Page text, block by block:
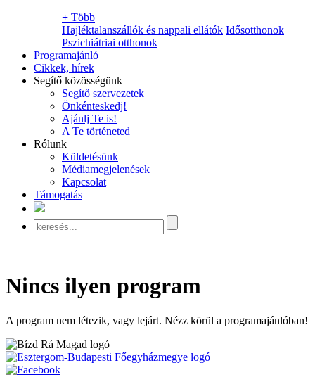
+ Több
Hajléktalanszállók és nappali ellátók Idősotthonok
Pszichiátriai otthonok
Programajánló
Cikkek, hírek
Segítő közösségünk
Segítő szervezetek
Önkénteskedj!
Ajánlj Te is!
A Te történeted
Rólunk
Küldetésünk
Médiamegjelenések
Kapcsolat
Támogatás
Nincs ilyen program
A program nem létezik, vagy lejárt. Nézz körül a programajánlóban!